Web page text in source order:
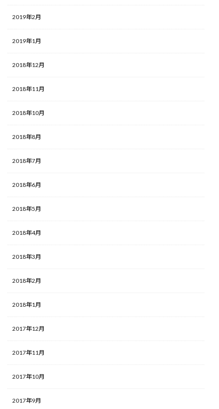
2019年2月
2019年1月
2018年12月
2018年11月
2018年10月
2018年8月
2018年7月
2018年6月
2018年5月
2018年4月
2018年3月
2018年2月
2018年1月
2017年12月
2017年11月
2017年10月
2017年9月